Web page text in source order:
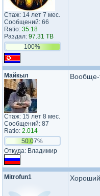
Стаж: 14 лет 7 мес.
Сообщений: 66
Ratio: 35.18
Раздал: 97.31 TB
100%
Майкыл
Стаж: 15 лет 8 мес.
Сообщений: 87
Ratio: 2.014
50.07%
Откуда: Владимир
Вообще-
Mitrofun1